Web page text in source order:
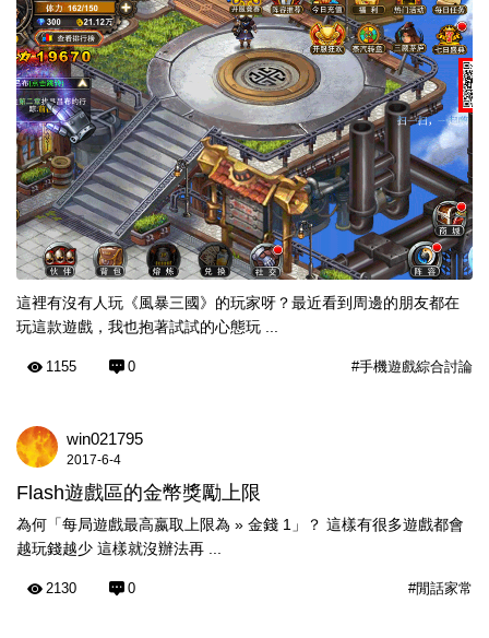
這裡有沒有人玩《風暴三國》的玩家呀？最近看到周邊的朋友都在
玩這款遊戲，我也抱著試試的心態玩 ...
#手機遊戲綜合討論
1155 0
win021795
2017-6-4
Flash遊戲區的金幣獎勵上限
為何「每局遊戲最高嬴取上限為 » 金錢 1」？ 這樣有很多遊戲都會
越玩錢越少 這樣就沒辦法再 ...
#閒話家常
2130 0